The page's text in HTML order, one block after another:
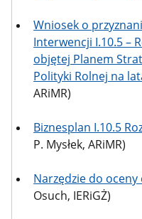
Wniosek o
Interwencji I.10.5 –
objętej Planem
Polityki Rolnej na
ARiMR)
Biznesplan I.10.5
P. Mysłek, ARiMR)
Narzędzie do
Osuch, IERiGŻ)